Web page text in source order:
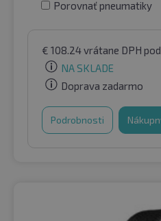
Porovnať pneumatiky
€ 108.24vrátane DPH
NA SKLADE
Doprava zadarmo
Podrobnosti